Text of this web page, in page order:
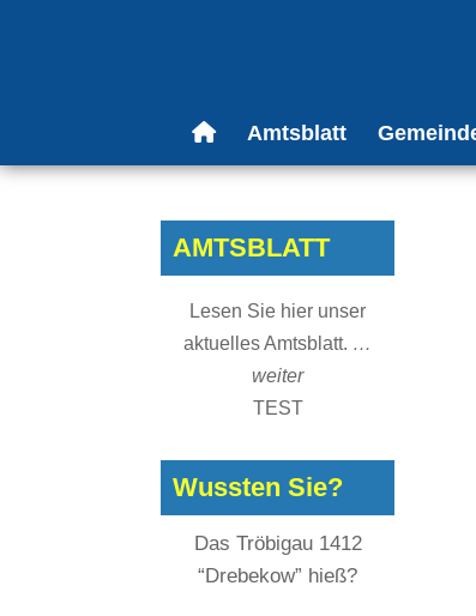
Amtsblatt
AMTSBLATT
Lesen Sie hier unser
aktuelles Amtsblatt. …
weiter
TEST
Wussten Sie?
Das Tröbigau 1412
“Drebekow” hieß?